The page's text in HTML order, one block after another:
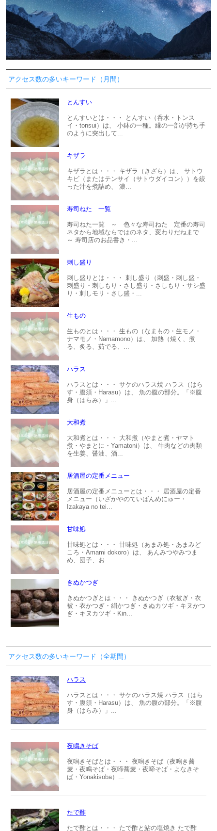
アクセス数の多いキーワード（月間）
とんすい
とんすいとは・・・ とんすい（呑水・トンス
イ・tonsui）は、 小鉢の一種。縁の一部が持ち手
のように突出して...
キザラ
キザラとは・・・ キザラ（きざら）は、 サトウ
キビ（またはテンサイ（サトウダイコン））を絞
った汁を煮詰め、 濃...
寿司ねた 一覧
寿司ねた一覧 ～ 色々な寿司ねた 定番の寿司
ネタから地域ならではのネタ、変わりだねまで
～ 寿司店のお品書き・...
刺し盛り
刺し盛りとは・・・ 刺し盛り（刺盛・刺し盛・
刺盛り・刺しもり・さし盛り・さしもり・サシ盛
り・刺しモリ・さし盛・...
生もの
生ものとは・・・ 生もの（なまもの・生モノ・
ナマモノ・Namamono）は、 加熱（焼く、煮
る、炙る、茹でる、...
ハラス
ハラスとは・・・ サケのハラス焼 ハラス（はら
す・腹須・Harasu）は、 魚の腹の部分。「※腹
身（はらみ）」...
大和煮
大和煮とは・・・ 大和煮（やまと煮・ヤマト
煮・やまとに・Yamatoni）は、 牛肉などの肉類
を生姜、醤油、酒...
居酒屋の定番メニュー
居酒屋の定番メニューとは・・・ 居酒屋の定番
メニュー（いざかやのていばんめにゅー・
Izakaya no tei...
甘味処
甘味処とは・・・ 甘味処（あまみ処・あまみど
ころ・Amami dokoro）は、 あんみつやみつま
め、団子、お...
きぬかつぎ
きぬかつぎとは・・・ きぬかつぎ（衣被ぎ・衣
被・衣かつぎ・絹かつぎ・きぬカツギ・キヌかつ
ぎ・キヌカツギ・Kin...
アクセス数の多いキーワード（全期間）
ハラス
ハラスとは・・・ サケのハラス焼 ハラス（はら
す・腹須・Harasu）は、 魚の腹の部分。「※腹
身（はらみ）」...
夜鳴きそば
夜鳴きそばとは・・・ 夜鳴きそば（夜鳴き蕎
麦・夜鳴そば・夜啼蕎麦・夜啼そば・よなきそ
ば・Yonakisoba）...
たで酢
たで酢とは・・・ たで酢と鮎の塩焼き たで酢